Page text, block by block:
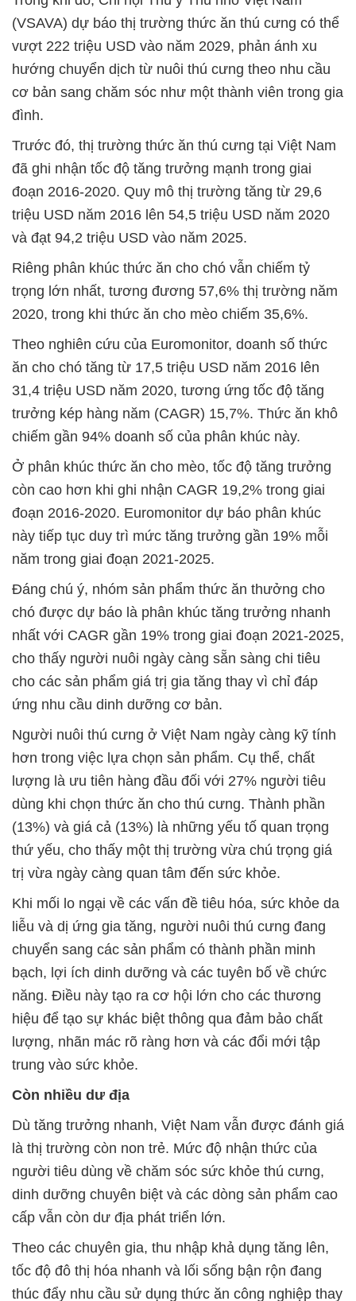
(VSAVA) dự báo thị trường thức ăn thú cưng có thể
vượt 222 triệu USD vào năm 2029, phản ánh xu
hướng chuyển dịch từ nuôi thú cưng theo nhu cầu
cơ bản sang chăm sóc như một thành viên trong gia
đình.
Trước đó, thị trường thức ăn thú cưng tại Việt Nam
đã ghi nhận tốc độ tăng trưởng mạnh trong giai
đoạn 2016-2020. Quy mô thị trường tăng từ 29,6
triệu USD năm 2016 lên 54,5 triệu USD năm 2020
và đạt 94,2 triệu USD vào năm 2025.
Riêng phân khúc thức ăn cho chó vẫn chiếm tỷ
trọng lớn nhất, tương đương 57,6% thị trường năm
2020, trong khi thức ăn cho mèo chiếm 35,6%.
Theo nghiên cứu của Euromonitor, doanh số thức
ăn cho chó tăng từ 17,5 triệu USD năm 2016 lên
31,4 triệu USD năm 2020, tương ứng tốc độ tăng
trưởng kép hàng năm (CAGR) 15,7%. Thức ăn khô
chiếm gần 94% doanh số của phân khúc này.
Ở phân khúc thức ăn cho mèo, tốc độ tăng trưởng
còn cao hơn khi ghi nhận CAGR 19,2% trong giai
đoạn 2016-2020. Euromonitor dự báo phân khúc
này tiếp tục duy trì mức tăng trưởng gần 19% mỗi
năm trong giai đoạn 2021-2025.
Đáng chú ý, nhóm sản phẩm thức ăn thưởng cho
chó được dự báo là phân khúc tăng trưởng nhanh
nhất với CAGR gần 19% trong giai đoạn 2021-2025,
cho thấy người nuôi ngày càng sẵn sàng chi tiêu
cho các sản phẩm giá trị gia tăng thay vì chỉ đáp
ứng nhu cầu dinh dưỡng cơ bản.
Người nuôi thú cưng ở Việt Nam ngày càng kỹ tính
hơn trong việc lựa chọn sản phẩm. Cụ thể, chất
lượng là ưu tiên hàng đầu đối với 27% người tiêu
dùng khi chọn thức ăn cho thú cưng. Thành phần
(13%) và giá cả (13%) là những yếu tố quan trọng
thứ yếu, cho thấy một thị trường vừa chú trọng giá
trị vừa ngày càng quan tâm đến sức khỏe.
Khi mối lo ngại về các vấn đề tiêu hóa, sức khỏe da
liễu và dị ứng gia tăng, người nuôi thú cưng đang
chuyển sang các sản phẩm có thành phần minh
bạch, lợi ích dinh dưỡng và các tuyên bố về chức
năng. Điều này tạo ra cơ hội lớn cho các thương
hiệu để tạo sự khác biệt thông qua đảm bảo chất
lượng, nhãn mác rõ ràng hơn và các đổi mới tập
trung vào sức khỏe.
Còn nhiều dư địa
Dù tăng trưởng nhanh, Việt Nam vẫn được đánh giá
là thị trường còn non trẻ. Mức độ nhận thức của
người tiêu dùng về chăm sóc sức khỏe thú cưng,
dinh dưỡng chuyên biệt và các dòng sản phẩm cao
cấp vẫn còn dư địa phát triển lớn.
Theo các chuyên gia, thu nhập khả dụng tăng lên,
tốc độ đô thị hóa nhanh và lối sống bận rộn đang
thúc đẩy nhu cầu sử dụng thức ăn công nghiệp thay